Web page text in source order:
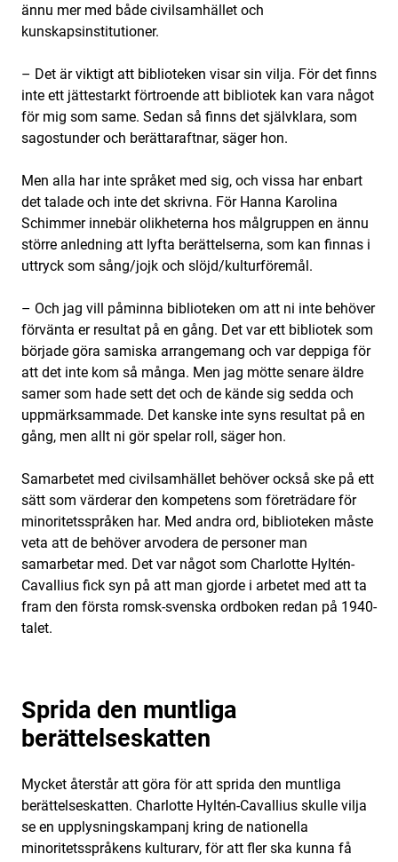
ännu mer med både civilsamhället och
kunskapsinstitutioner.
– Det är viktigt att biblioteken visar sin vilja. För det finns
inte ett jättestarkt förtroende att bibliotek kan vara något
för mig som same. Sedan så finns det självklara, som
sagostunder och berättaraftnar, säger hon.
Men alla har inte språket med sig, och vissa har enbart
det talade och inte det skrivna. För Hanna Karolina
Schimmer innebär olikheterna hos målgruppen en ännu
större anledning att lyfta berättelserna, som kan finnas i
uttryck som sång/jojk och slöjd/kulturföremål.
– Och jag vill påminna biblioteken om att ni inte behöver
förvänta er resultat på en gång. Det var ett bibliotek som
började göra samiska arrangemang och var deppiga för
att det inte kom så många. Men jag mötte senare äldre
samer som hade sett det och de kände sig sedda och
uppmärksammade. Det kanske inte syns resultat på en
gång, men allt ni gör spelar roll, säger hon.
Samarbetet med civilsamhället behöver också ske på ett
sätt som värderar den kompetens som företrädare för
minoritetsspråken har. Med andra ord, biblioteken måste
veta att de behöver arvodera de personer man
samarbetar med. Det var något som Charlotte Hyltén-
Cavallius fick syn på att man gjorde i arbetet med att ta
fram den första romsk-svenska ordboken redan på 1940-
talet.
Sprida den muntliga
berättelseskatten
Mycket återstår att göra för att sprida den muntliga
berättelseskatten. Charlotte Hyltén-Cavallius skulle vilja
se en upplysningskampanj kring de nationella
minoritetsspråkens kulturarv, för att fler ska kunna få